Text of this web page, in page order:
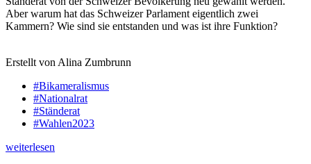
Aber warum hat das Schweizer Parlament eigentlich zwei
Kammern? Wie sind sie entstanden und was ist ihre Funktion?
Erstellt von Alina Zumbrunn
#Bikameralismus
#Nationalrat
#Ständerat
#Wahlen2023
weiterlesen